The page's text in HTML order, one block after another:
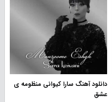
دانلود آهنگ سارا کیوانی منظومه ی
عشق